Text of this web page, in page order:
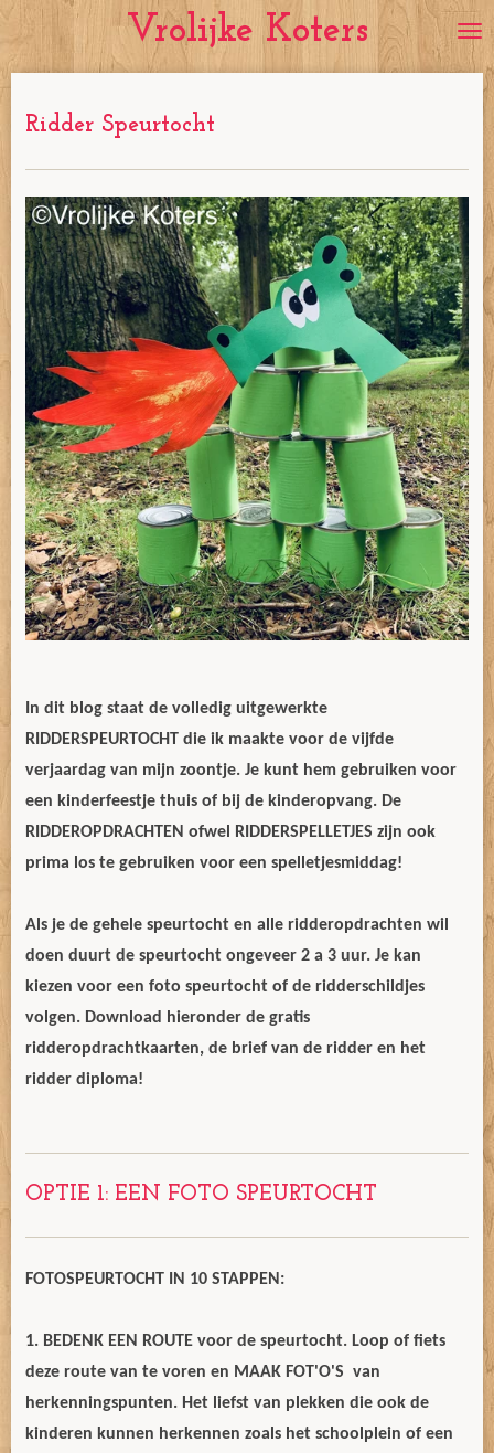
direct
de
Vrolijke Koters
Ridder Speurtocht
In dit blog staat de volledig uitgewerkte
RIDDERSPEURTOCHT die ik maakte voor de vijfde
verjaardag van mijn zoontje. Je kunt hem gebruiken voor
een kinderfeestje thuis of bij de kinderopvang. De
RIDDEROPDRACHTEN ofwel RIDDERSPELLETJES zijn ook
prima los te gebruiken voor een spelletjesmiddag!
Als je de gehele speurtocht en alle ridderopdrachten wil
doen duurt de speurtocht ongeveer 2 a 3 uur. Je kan
kiezen voor een foto speurtocht of de ridderschildjes
volgen. Download hieronder de gratis
ridderopdrachtkaarten, de brief van de ridder en het
ridder diploma!
OPTIE 1: EEN FOTO SPEURTOCHT
FOTOSPEURTOCHT IN 10 STAPPEN:
1. BEDENK EEN ROUTE voor de speurtocht. Loop of fiets
deze route van te voren en MAAK FOT'O'S van
herkenningspunten. Het liefst van plekken die ook de
kinderen kunnen herkennen zoals het schoolplein of een